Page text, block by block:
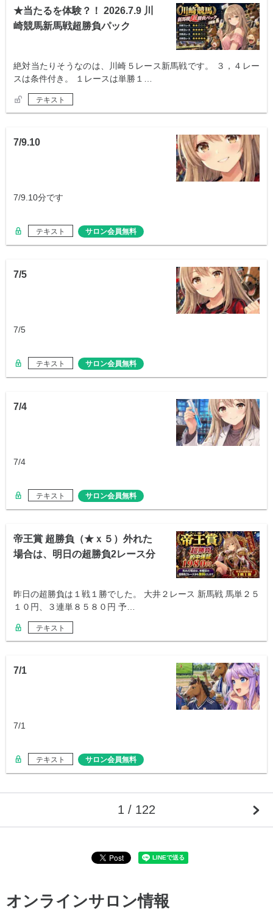
★当たるを体験？！ 2026.7.9 川
崎競馬新馬戦超勝負パック
絶対当たりそうなのは、川崎５レース新馬戦です。 ３，４レー
スは条件付き。 １レースは単勝１…
テキスト
7/9.10
7/9.10分です
テキスト サロン会員無料
7/5
7/5
テキスト サロン会員無料
7/4
7/4
テキスト サロン会員無料
帝王賞 超勝負（★ｘ５）外れた
場合は、明日の超勝負2レース分
昨日の超勝負は１戦１勝でした。 大井２レース 新馬戦 馬単２５
１０円、３連単８５８０円 予…
テキスト
7/1
7/1
テキスト サロン会員無料
1 / 122
オンラインサロン情報